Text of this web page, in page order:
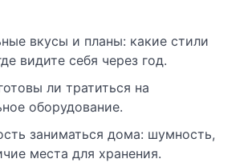
вкусы и планы: какие стили
видите себя через год.
ли тратиться на
оборудование.
заниматься дома: шумность,
места для хранения.